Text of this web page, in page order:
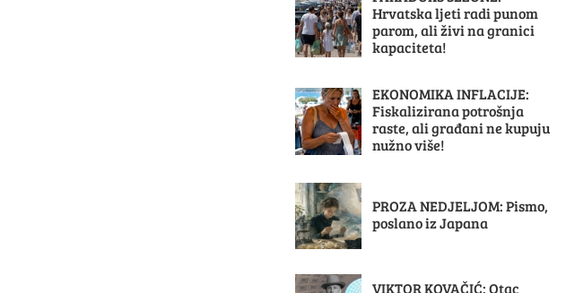
Hrvatska ljeti radi punom
parom, ali živi na granici
kapaciteta!
EKONOMIKA INFLACIJE:
Fiskalizirana potrošnja
raste, ali građani ne kupuju
nužno više!
PROZA NEDJELJOM: Pismo,
poslano iz Japana
VIKTOR KOVAČIĆ: Otac